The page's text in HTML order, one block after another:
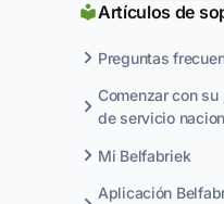
Artículos de
Preguntas
Comenzar con
de servicio
Mi Belfabriek
Aplicación